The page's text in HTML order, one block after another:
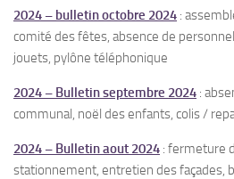
2024 – bulletin octobre 2024 :
comité des fêtes, absence de
jouets, pylône téléphonique
2024 – Bulletin septembre 2024 :
communal, noël des enfants, colis /
2024 – Bulletin aout 2024 : fermeture
stationnement, entretien des façades,